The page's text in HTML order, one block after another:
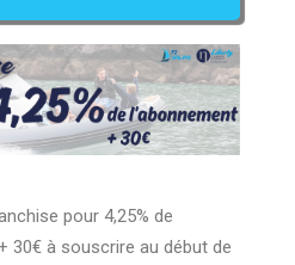
pour 4,25% de
30€ à souscrire au début de